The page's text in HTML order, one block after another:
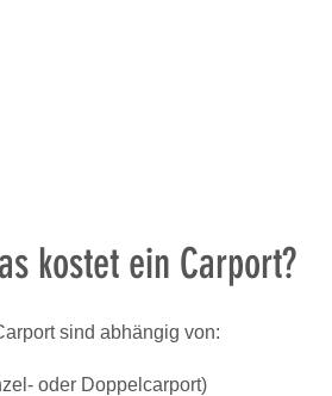
kostet ein Carport?
sind abhängig von:
oder Doppelcarport)